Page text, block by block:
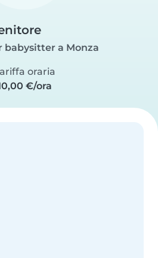
babysitter a Monza
oraria
€/ora